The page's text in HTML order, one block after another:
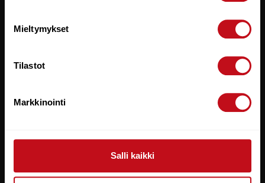
Mieltymykset
Tilastot
Markkinointi
Salli kaikki
+358 (0) 8 613 9550
Kalajoentie 21
Y-tunnus: 0580325-9